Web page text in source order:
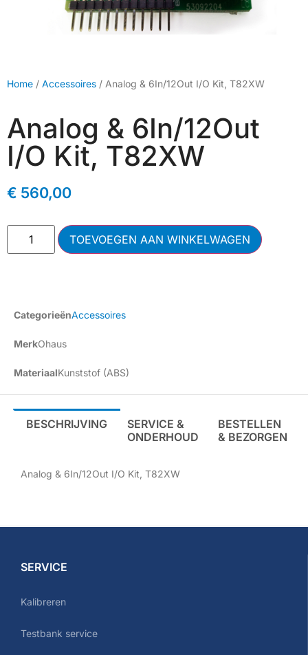
Home / Accessoires / Analog & 6In/12Out I/O Kit, T82XW
Analog & 6In/12Out
I/O Kit, T82XW
€ 560,00
TOEVOEGEN AAN WINKELWAGEN
CategorieënAccessoires
MerkOhaus
MateriaalKunststof (ABS)
BESCHRIJVING
SERVICE &
ONDERHOUD
BESTELLEN
& BEZORGEN
Analog & 6In/12Out I/O Kit, T82XW
SERVICE
Kalibreren
Testbank service